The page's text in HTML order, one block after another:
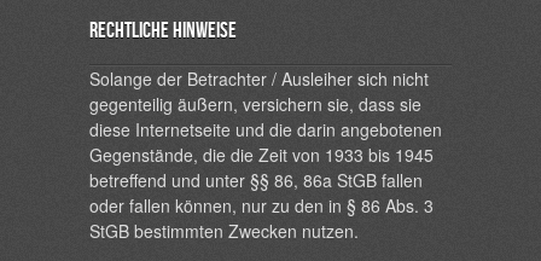
Rechtliche Hinweise
Solange der Betrachter / Ausleiher sich nicht
gegenteilig äußern, versichern sie, dass sie
diese Internetseite und die darin angebotenen
Gegenstände, die die Zeit von 1933 bis 1945
betreffend und unter §§ 86, 86a StGB fallen
oder fallen können, nur zu den in § 86 Abs. 3
StGB bestimmten Zwecken nutzen.